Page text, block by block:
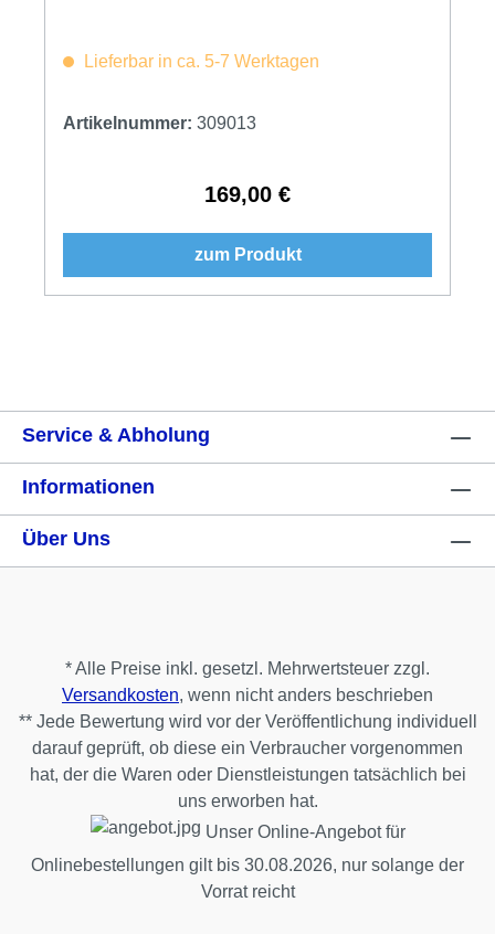
Lieferbar in ca. 5-7 Werktagen
Artikelnummer: 309013
Regulärer Preis:
169,00 €
zum Produkt
Service & Abholung
Informationen
Über Uns
* Alle Preise inkl. gesetzl. Mehrwertsteuer zzgl.
Versandkosten, wenn nicht anders beschrieben
** Jede Bewertung wird vor der Veröffentlichung individuell
darauf geprüft, ob diese ein Verbraucher vorgenommen
hat, der die Waren oder Dienstleistungen tatsächlich bei
uns erworben hat.
Unser Online-Angebot für
Onlinebestellungen gilt bis 30.08.2026, nur solange der
Vorrat reicht